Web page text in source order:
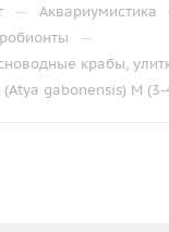
— Аквариумистика
—
крабы,
gabonensis) M